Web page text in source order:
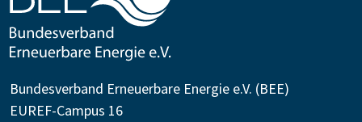
Bundesverband Erneuerbare Energie e.V. (BEE)
EUREF-Campus 16